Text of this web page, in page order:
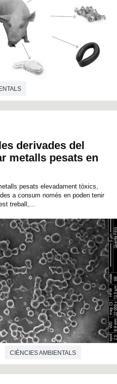
derivades del
metalls pesats en
pesats elevadament tòxics,
a consum només en poden tenir
treball,...
CIÈNCIES AMBIENTALS
NANOTECNOLOGIA